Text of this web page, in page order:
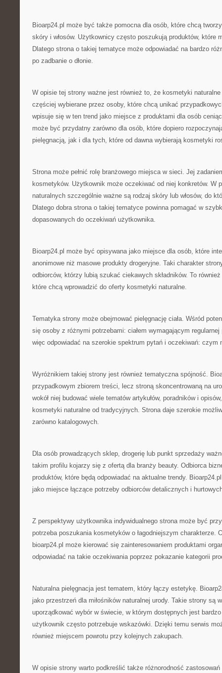
Bioarp24.pl może być także pomocna dla osób, które chcą
skóry i włosów. Użytkownicy często poszukują produktów, które
Dlatego strona o takiej tematyce może odpowiadać na bardzo
po zadbanie o dłonie.
W opisie tej strony ważne jest również to, że kosmetyki
częściej wybierane przez osoby, które chcą unikać
wpisuje się w ten trend jako miejsce z produktami dla osób
może być przydatny zarówno dla osób, które dopiero
pielęgnacją, jak i dla tych, które od dawna wybierają kosmetyki
Strona może pełnić rolę branżowego miejsca w sieci. Jej
kosmetyków. Użytkownik może oczekiwać od niej konkretów. W
naturalnych szczególnie ważne są rodzaj skóry lub włosów, do
Dlatego dobra strona o takiej tematyce powinna pomagać w
dopasowanych do oczekiwań użytkownika.
Bioarp24.pl może być opisywana jako miejsce dla osób, które
anonimowe niż masowe produkty drogeryjne. Taki charakter
odbiorców, którzy lubią szukać ciekawych składników. To
które chcą wprowadzić do oferty kosmetyki naturalne.
Tematyka strony może obejmować pielęgnację ciała. Wśród
się osoby z różnymi potrzebami: ciałem wymagającym
więc odpowiadać na szerokie spektrum pytań i oczekiwań: czym
Wyróżnikiem takiej strony jest również tematyczna spójność.
przypadkowym zbiorem treści, lecz stroną skoncentrowaną na
wokół niej budować wiele tematów artykułów, poradników i
kosmetyki naturalne od tradycyjnych. Strona daje szerokie
zarówno katalogowych.
Dla osób prowadzących sklep, drogerię lub punkt sprzedaży
takim profilu kojarzy się z ofertą dla branży beauty. Odbiorca
produktów, które będą odpowiadać na aktualne trendy.
jako miejsce łączące potrzeby odbiorców detalicznych i
Z perspektywy użytkownika indywidualnego strona może być
potrzeba poszukania kosmetyków o łagodniejszym charakterze.
bioarp24.pl może kierować się zainteresowaniem produktami
odpowiadać na takie oczekiwania poprzez pokazanie kategorii
Naturalna pielęgnacja jest tematem, który łączy estetykę.
jako przestrzeń dla miłośników naturalnej urody. Takie strony są
uporządkować wybór w świecie, w którym dostępnych jest
użytkownik często potrzebuje wskazówki. Dzięki temu serwis
również miejscem powrotu przy kolejnych zakupach.
W opisie strony warto podkreślić także różnorodność